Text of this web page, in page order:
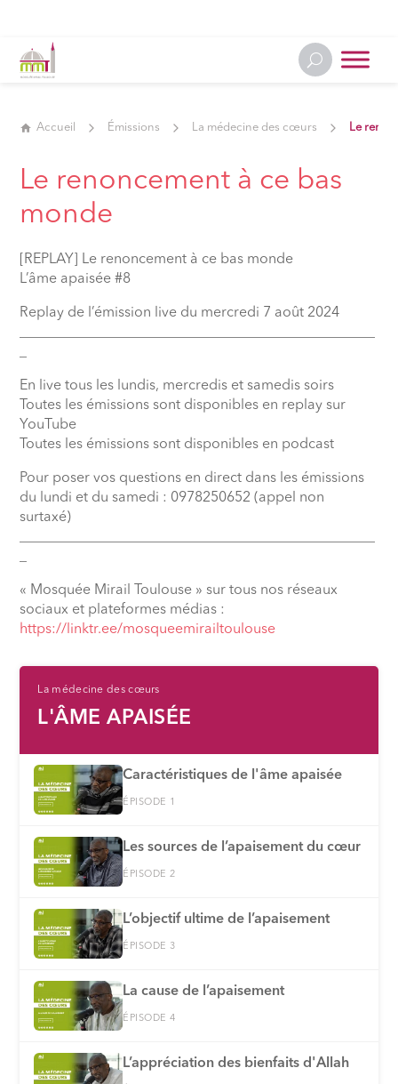
Accueil Émissions La médecine des cœurs Le
Le renoncement à ce bas
monde
[REPLAY] Le renoncement à ce bas monde
L’âme apaisée #8
Replay de l’émission live du mercredi 7 août 2024
En live tous les lundis, mercredis et samedis soirs
Toutes les émissions sont disponibles en replay sur
YouTube
Toutes les émissions sont disponibles en podcast
Pour poser vos questions en direct dans les émissions
du lundi et du samedi : 0978250652 (appel non
surtaxé)
« Mosquée Mirail Toulouse » sur tous nos réseaux
sociaux et plateformes médias :
⁠https://linktr.ee/mosqueemirailtoulouse
La médecine des cœurs
L'ÂME APAISÉE
Caractéristiques de l'âme apaisée
ÉPISODE 1
Les sources de l’apaisement du cœur
ÉPISODE 2
L’objectif ultime de l’apaisement
ÉPISODE 3
La cause de l’apaisement
ÉPISODE 4
L’appréciation des bienfaits d'Allah